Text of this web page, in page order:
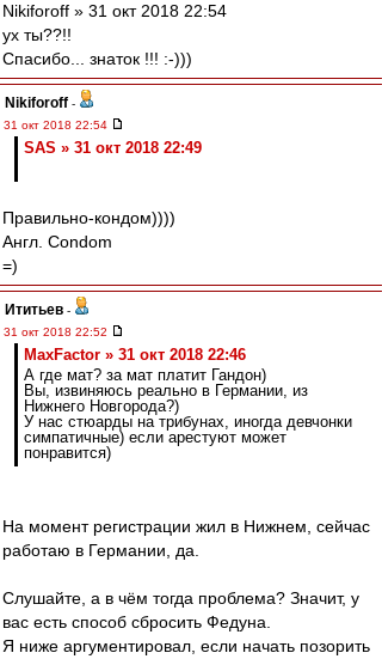
Nikiforoff » 31 окт 2018 22:54
ух ты??!!
Спасибо... знаток !!! :-)))
Nikiforoff -
31 окт 2018 22:54
SAS » 31 окт 2018 22:49
Правильно-кондом))))
Англ. Condom
=)
Ититьев -
31 окт 2018 22:52
MaxFactor » 31 окт 2018 22:46
А где мат? за мат платит Гандон)
Вы, извиняюсь реально в Германии, из
Нижнего Новгорода?)
У нас стюарды на трибунах, иногда девчонки
симпатичные) если арестуют может
понравится)
На момент регистрации жил в Нижнем, сейчас
работаю в Германии, да.
Слушайте, а в чём тогда проблема? Значит, у
вас есть способ сбросить Федуна.
Я ниже аргументировал, если начать позорить